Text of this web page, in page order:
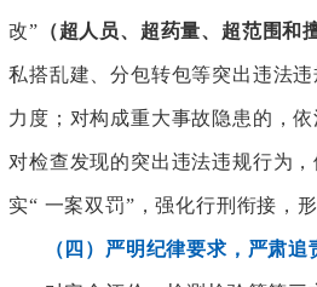
改” （超人员、超药量、超范围和
私搭乱建、分包转包等突出违法
力度；对构成重大事故隐患的，依
对检查发现的突出违法违规行为
实“ 一案双罚”，强化行刑衔接，
（四）严明纪律要求，严肃追